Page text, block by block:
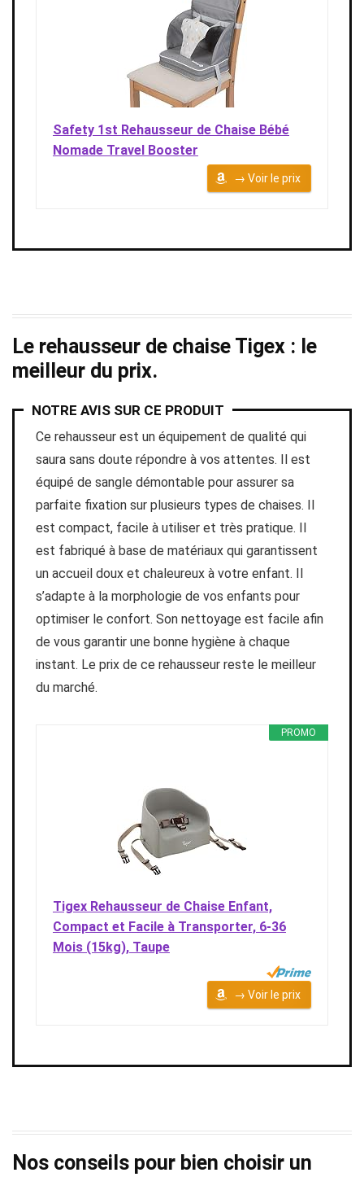
Safety 1st Rehausseur de Chaise Bébé
Nomade Travel Booster
→ Voir le prix
Le rehausseur de chaise Tigex : le
meilleur du prix.
NOTRE AVIS SUR CE PRODUIT
Ce rehausseur est un équipement de qualité qui
saura sans doute répondre à vos attentes. Il est
équipé de sangle démontable pour assurer sa
parfaite fixation sur plusieurs types de chaises. Il
est compact, facile à utiliser et très pratique. Il
est fabriqué à base de matériaux qui garantissent
un accueil doux et chaleureux à votre enfant. Il
s’adapte à la morphologie de vos enfants pour
optimiser le confort. Son nettoyage est facile afin
de vous garantir une bonne hygiène à chaque
instant. Le prix de ce rehausseur reste le meilleur
du marché.
PROMO
Tigex Rehausseur de Chaise Enfant,
Compact et Facile à Transporter, 6-36
Mois (15kg), Taupe
→ Voir le prix
Nos conseils pour bien choisir un